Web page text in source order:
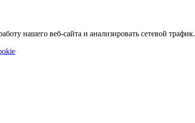
нашего веб-сайта и анализировать сетевой трафик.